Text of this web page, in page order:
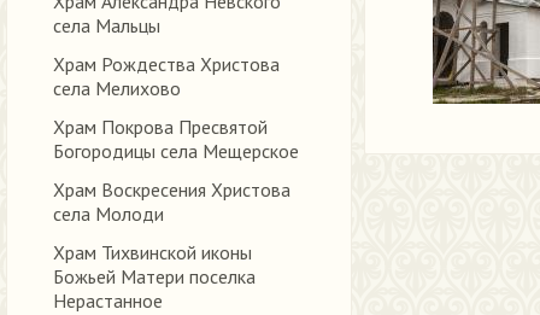
села Мальцы
Храм Рождества Христова
села Мелихово
Храм Покрова Пресвятой
Богородицы села Мещерское
Храм Воскресения Христова
села Молоди
Храм Тихвинской иконы
Божьей Матери поселка
Нерастанное